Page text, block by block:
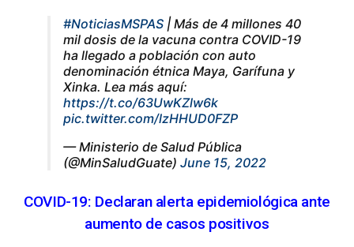
#NoticiasMSPAS | Más de 4 millones 40
mil dosis de la vacuna contra COVID-19
ha llegado a población con auto
denominación étnica Maya, Garífuna y
Xinka. Lea más aquí:
https://t.co/63UwKZlw6k
pic.twitter.com/lzHHUD0FZP
— Ministerio de Salud Pública
(@MinSaludGuate) June 15, 2022
COVID-19: Declaran alerta epidemiológica ante
aumento de casos positivos